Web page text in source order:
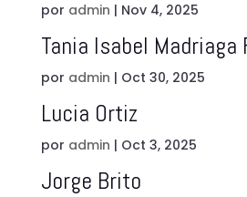
por admin | Nov 4, 2025
Tania Isabel Madriaga
por admin | Oct 30, 2025
Lucia Ortiz
por admin | Oct 3, 2025
Jorge Brito